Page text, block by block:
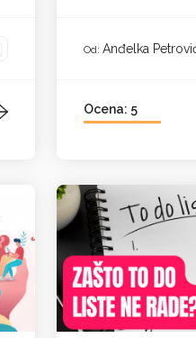
Od: Anđelka
Ocena: 5